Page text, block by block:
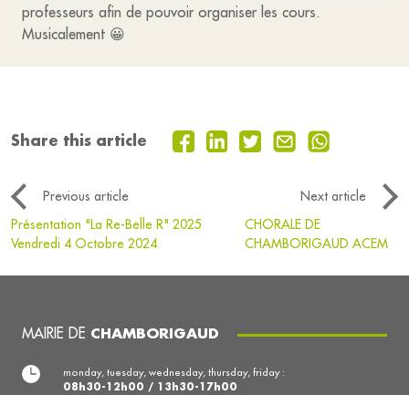
professeurs afin de pouvoir organiser les cours.
Musicalement 😀
Share this article
Previous article
Next article
Présentation "La Re-Belle R" 2025
Vendredi 4 Octobre 2024
CHORALE DE
CHAMBORIGAUD ACEM
MAIRIE DE CHAMBORIGAUD
monday, tuesday, wednesday, thursday, friday :
08h30-12h00 / 13h30-17h00